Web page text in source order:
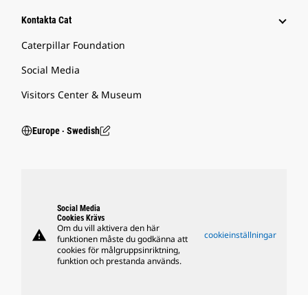
Kontakta Cat
Caterpillar Foundation
Social Media
Visitors Center & Museum
Europe ‧ Swedish
warning
Social Media
Cookies Krävs
Om du vill aktivera den här
funktionen måste du godkänna att
cookies för målgruppsinriktning,
funktion och prestanda används.
cookieinställningar